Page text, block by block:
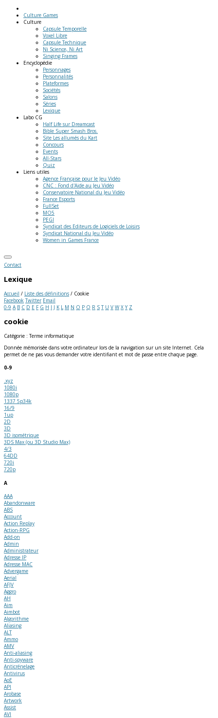
Culture Games
Culture
Capsule Temporelle
Voxel Libre
Capsule Technique
Ni Science, Ni Art
Singing Frames
Encyclopédie
Personnages
Personnalités
Plateformes
Sociétés
Salons
Séries
Lexique
Labo CG
Half Life sur Dreamcast
Bible Super Smash Bros.
Site Les allumés du Kart
Concours
Events
All-Stars
Quiz
Liens utiles
Agence Française pour le Jeu Vidéo
CNC : Fond d'Aide au Jeu Vidéo
Conservatoire National du Jeu Vidéo
France Esports
FullSet
MO5
PEGI
Syndicat des Editeurs de Logiciels de Loisirs
Syndicat National du Jeu Vidéo
Women in Games France
Contact
Lexique
Accueil / Liste des définitions / Cookie
Facebook Twitter Email
0-9 A B C D E F G H I J K L M N O P Q R S T U V W X Y Z
cookie
Catégorie : Terme informatique
Donnée mémorisée dans votre ordinateur lors de la navigation sur un site Internet. Cela
permet de ne pas vous demander votre identifiant et mot de passe entre chaque page.
0-9
.xyz
1080i
1080p
1337 5p34k
16/9
1up
2D
3D
3D isométrique
3DS Max (ou 3D Studio Max)
4/3
64DD
720i
720p
A
AAA
Abandonware
ABS
Account
Action Replay
Action-RPG
Add-on
Admin
Administrateur
Adresse IP
Adresse MAC
Advergame
Aerial
AFJV
Aggro
AH
Aim
Aimbot
Algorithme
Aliasing
ALT
Ammo
AMV
Anti-aliasing
Anti-spyware
Anticrénelage
Antivirus
AoE
API
Arobase
Artwork
Assist
AVI